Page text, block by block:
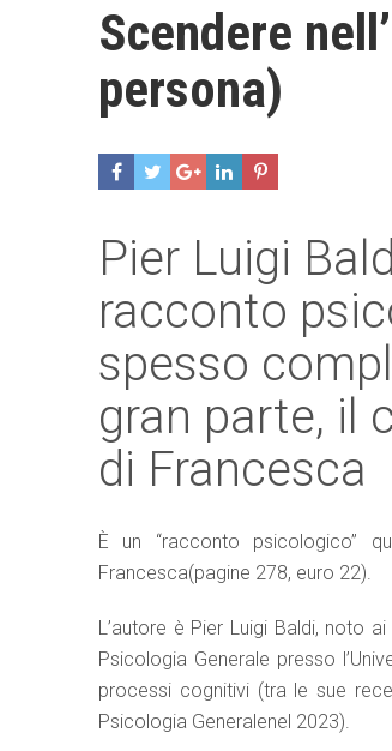
Scendere
persona)
Pier Luigi
racconto
spesso
gran parte, il
di Francesca
È un “racconto psicologico”
Francesca(pagine 278, euro 22).
L’autore è Pier Luigi Baldi, noto
Psicologia Generale presso
processi cognitivi (tra le sue
Psicologia Generalenel 2023).